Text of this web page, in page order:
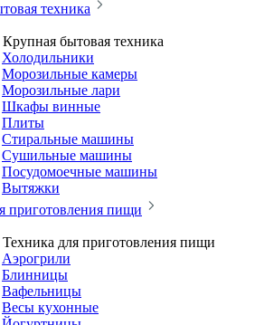
техника
Крупная бытовая техника
Холодильники
Морозильные камеры
Морозильные лари
Шкафы винные
Плиты
Стиральные машины
Сушильные машины
Посудомоечные машины
Вытяжки
приготовления пищи
Техника для приготовления пищи
Аэрогрили
Блинницы
Вафельницы
Весы кухонные